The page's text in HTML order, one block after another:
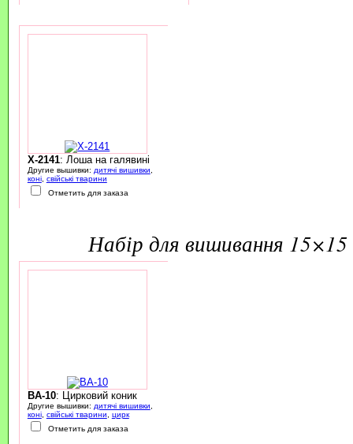
X-2141: Лоша на галявині
Другие вышивки: дитячі вишивки
коні, свійські тварини
Отметить для заказа
набір для вишивання 15×15
BA-10: Цирковий коник
Другие вышивки: дитячі вишивки
коні, свійські тварини
цирк
Отметить для заказа